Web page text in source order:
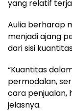
yang relatif
Aulia berharap
menjadi ajang
dari sisi
“Kuantitas
permodalan,
cara penjualan,
jelasnya.